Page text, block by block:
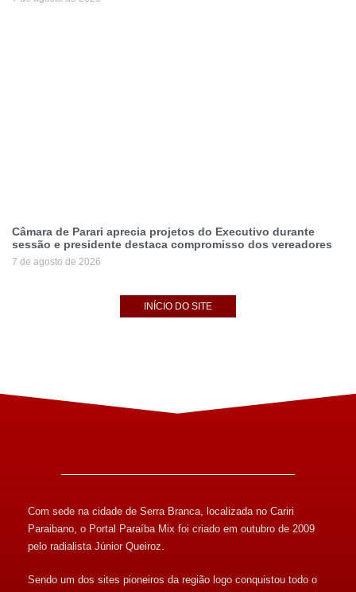
Câmara de Parari aprecia projetos do Executivo durante
sessão e presidente destaca compromisso dos vereadores
7 de agosto de 2026
INÍCIO DO SITE
Com sede na cidade de Serra Branca, localizada no Cariri
Paraibano, o Portal Paraíba Mix foi criado em outubro de 2009
pelo radialista Júnior Queiroz.
Sendo um dos sites pioneiros da região logo conquistou todo o